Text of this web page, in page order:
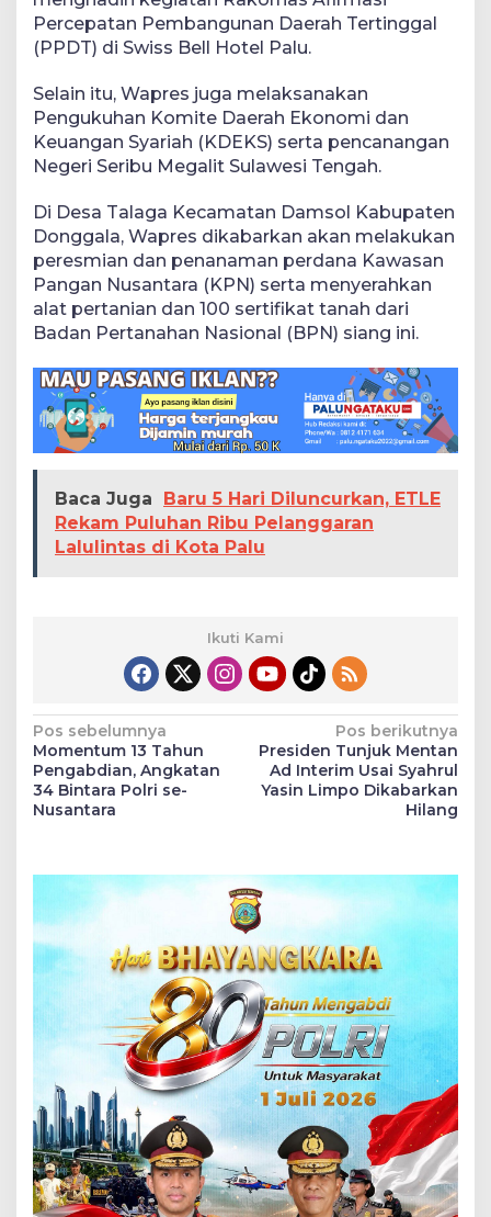
Percepatan Pembangunan Daerah Tertinggal
(PPDT) di Swiss Bell Hotel Palu.
Selain itu, Wapres juga melaksanakan
Pengukuhan Komite Daerah Ekonomi dan
Keuangan Syariah (KDEKS) serta pencanangan
Negeri Seribu Megalit Sulawesi Tengah.
Di Desa Talaga Kecamatan Damsol Kabupaten
Donggala, Wapres dikabarkan akan melakukan
peresmian dan penanaman perdana Kawasan
Pangan Nusantara (KPN) serta menyerahkan
alat pertanian dan 100 sertifikat tanah dari
Badan Pertanahan Nasional (BPN) siang ini.
Baca Juga
Baru 5 Hari Diluncurkan, ETLE
Rekam Puluhan Ribu Pelanggaran
Lalulintas di Kota Palu
Ikuti Kami
Navigasi
pos
Pos sebelumnya
Momentum 13 Tahun
Pengabdian, Angkatan
34 Bintara Polri se-
Nusantara
Pos berikutnya
Presiden Tunjuk Mentan
Ad Interim Usai Syahrul
Yasin Limpo Dikabarkan
Hilang